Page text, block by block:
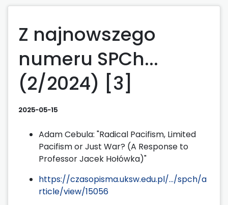
Z najnowszego
numeru SPCh...
(2/2024) [3]
2025-05-15
Adam Cebula: "Radical Pacifism, Limited
Pacifism or Just War? (A Response to
Professor Jacek Hołówka)"
https://czasopisma.uksw.edu.pl/.../spch/a
rticle/view/15056